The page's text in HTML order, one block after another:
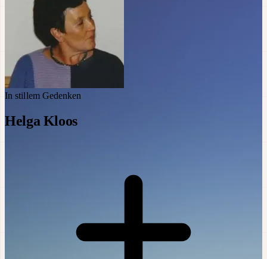
In stillem Gedenken
Helga Kloos